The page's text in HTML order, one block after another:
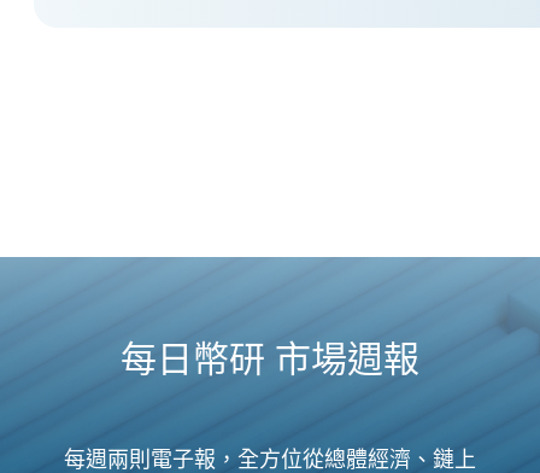
每日幣研 市場週報
每週兩則電子報，全方位從總體經濟、鏈上